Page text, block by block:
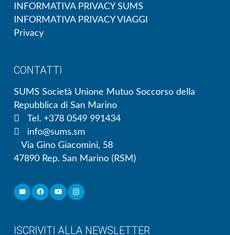
INFORMATIVA PRIVACY SUMS
INFORMATIVA PRIVACY VIAGGI
Privacy
CONTATTI
SUMS Società Unione Mutuo Soccorso della
Repubblica di San Marino
Tel. +378 0549 991434
info@sums.sm
Via Gino Giacomini, 58
47890 Rep. San Marino (RSM)
ISCRIVITI ALLA NEWSLETTER